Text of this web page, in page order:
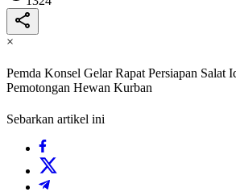
×
Pemda Konsel Gelar Rapat Persiapan Salat
Pemotongan Hewan Kurban
Sebarkan artikel ini